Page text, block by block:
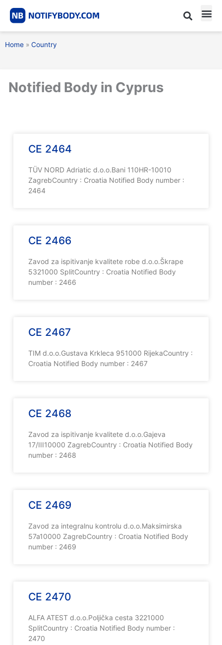
Home » Country
Notified Body in Cyprus
CE 2464
TÜV NORD Adriatic d.o.o.Bani 110HR-10010
ZagrebCountry : Croatia Notified Body number :
2464
CE 2466
Zavod za ispitivanje kvalitete robe d.o.o.Škrape
5321000 SplitCountry : Croatia Notified Body
number : 2466
CE 2467
TIM d.o.o.Gustava Krkleca 951000 RijekaCountry :
Croatia Notified Body number : 2467
CE 2468
Zavod za ispitivanje kvalitete d.o.o.Gajeva
17/III10000 ZagrebCountry : Croatia Notified Body
number : 2468
CE 2469
Zavod za integralnu kontrolu d.o.o.Maksimirska
57a10000 ZagrebCountry : Croatia Notified Body
number : 2469
CE 2470
ALFA ATEST d.o.o.Poljička cesta 3221000
SplitCountry : Croatia Notified Body number :
2470